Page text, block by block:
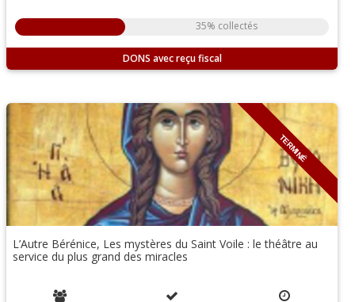
35% collectés
DONS
TERMINÉ
L’Autre Bérénice, Les mystères du Saint Voile : le théâtre au
service du plus grand des miracles